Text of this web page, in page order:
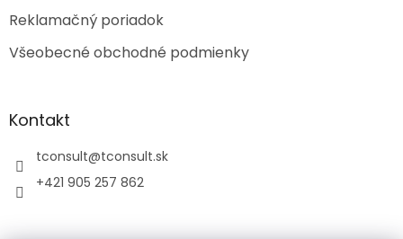
Reklamačný poriadok
Všeobecné obchodné podmienky
Kontakt
tconsult@tconsult.sk
+421 905 257 862